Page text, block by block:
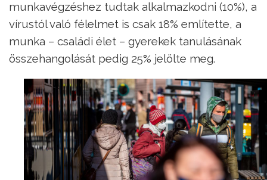
munkavégzéshez tudtak alkalmazkodni (10%), a
vírustól való félelmet is csak 18% említette, a
munka – családi élet – gyerekek tanulásának
összehangolását pedig 25% jelölte meg.